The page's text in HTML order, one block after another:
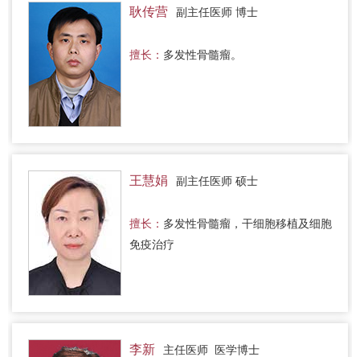
耿传营 副主任医师 博士
擅长： 多发性骨髓瘤。
王慧娟 副主任医师 硕士
擅长： 多发性骨髓瘤，干细胞移植及细胞
免疫治疗
李新 主任医师 医学博士